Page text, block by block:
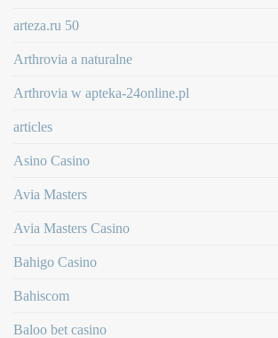
arteza.ru 50
Arthrovia a naturalne
Arthrovia w apteka-24online.pl
articles
Asino Casino
Avia Masters
Avia Masters Casino
Bahigo Casino
Bahiscom
Baloo bet casino